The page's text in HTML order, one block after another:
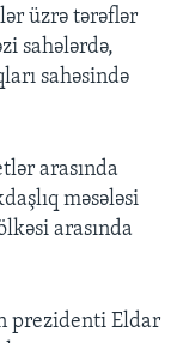
üzrə tərəflər
sahələrdə,
sahəsində
arasında
məsələsi
arasında
prezidenti Eldar